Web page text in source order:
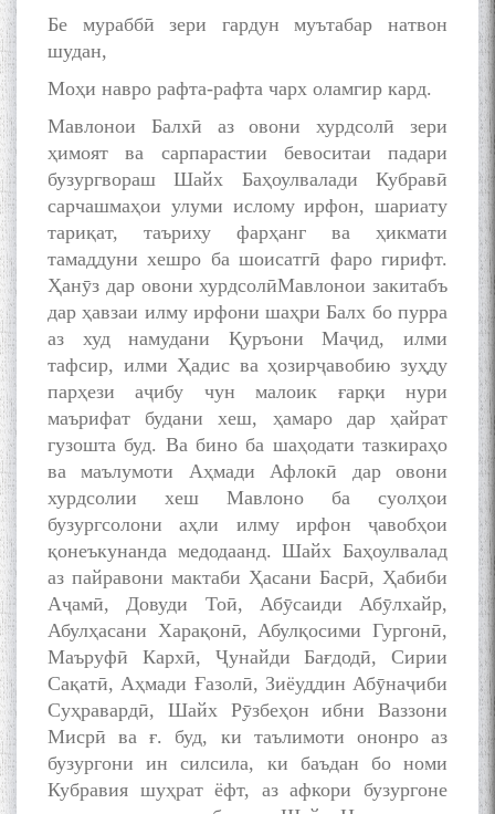
Бе мураббӣ зери гардун муътабар натвон
шудан,
Моҳи навро рафта-рафта чарх оламгир кард.
Мавлонои Балхӣ аз овони хурдсолӣ зери
ҳимоят ва сарпарастии бевоситаи падари
бузургвораш Шайх Баҳоулвалади Кубравӣ
сарчашмаҳои улуми ислому ирфон, шариату
тариқат, таъриху фарҳанг ва ҳикмати
тамаддуни хешро ба шоисатгӣ фаро гирифт.
Ҳанӯз дар овони хурдсолӣМавлонои закитабъ
дар ҳавзаи илму ирфони шаҳри Балх бо пурра
аз худ намудани Қуръони Маҷид, илми
тафсир, илми Ҳадис ва ҳозирҷавобию зуҳду
парҳези аҷибу чун малоик ғарқи нури
маърифат будани хеш, ҳамаро дар ҳайрат
гузошта буд. Ва бино ба шаҳодати тазкираҳо
ва маълумоти Аҳмади Афлокӣ дар овони
хурдсолии хеш Мавлоно ба суолҳои
бузургсолони аҳли илму ирфон ҷавобҳои
қонеъкунанда медодаанд. Шайх Баҳоулвалад
аз пайравони мактаби Ҳасани Басрӣ, Ҳабиби
Аҷамӣ, Довуди Тоӣ, Абӯсаиди Абӯлхайр,
Абулҳасани Харақонӣ, Абулқосими Гургонӣ,
Маъруфӣ Кархӣ, Ҷунайди Бағдодӣ, Сирии
Сақатӣ, Аҳмади Ғазолӣ, Зиёуддин Абӯнаҷиби
Суҳравардӣ, Шайх Рӯзбеҳон ибни Ваззони
Мисрӣ ва ғ. буд, ки таълимоти ононро аз
бузургони ин силсила, ки баъдан бо номи
Кубравия шуҳрат ёфт, аз афкори бузургоне